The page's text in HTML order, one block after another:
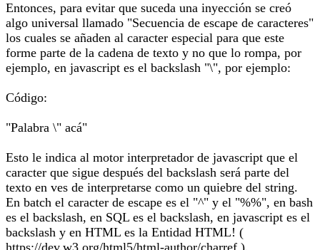
Entonces, para evitar que suceda una inyección se creó
algo universal llamado "Secuencia de escape de caracteres"
los cuales se añaden al caracter especial para que este
forme parte de la cadena de texto y no que lo rompa, por
ejemplo, en javascript es el backslash "\", por ejemplo:
Código:
"Palabra \" acá"
Esto le indica al motor interpretador de javascript que el
caracter que sigue después del backslash será parte del
texto en ves de interpretarse como un quiebre del string.
En batch el caracter de escape es el "^" y el "%%", en bash
es el backslash, en SQL es el backslash, en javascript es el
backslash y en HTML es la Entidad HTML! (
https://dev.w3.org/html5/html-author/charref ).